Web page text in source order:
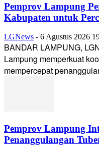
Pemprov Lampung
Kabupaten untuk
LGNews - 6 Agustus 2026
BANDAR LAMPUNG,
Lampung memperkuat
mempercepat
Pemprov Lampung
Penanggulangan